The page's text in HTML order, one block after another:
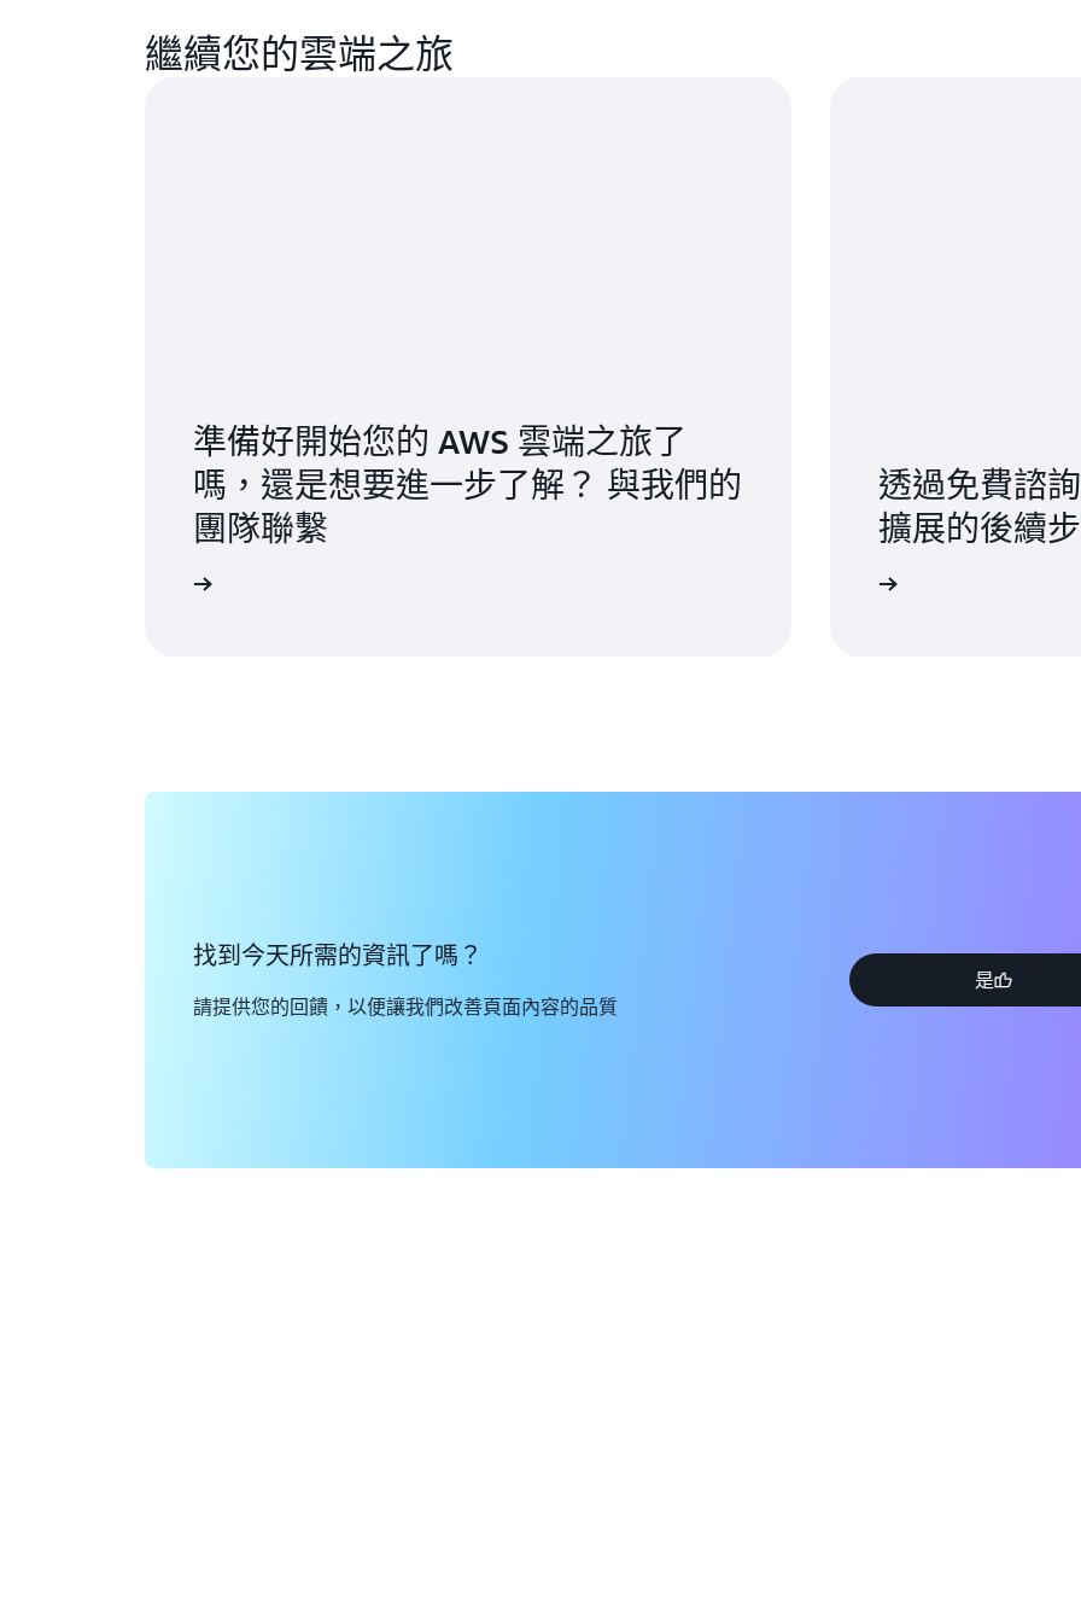
繼續您的雲端之旅
準備好開始您的 AWS 雲端之旅了
嗎，還是想要進一步了解？ 與我們的
團隊聯繫
透過免費諮
擴展的後續
找到今天所需的資訊了嗎？
請提供您的回饋，以便讓我們改善頁面內容的品質
是